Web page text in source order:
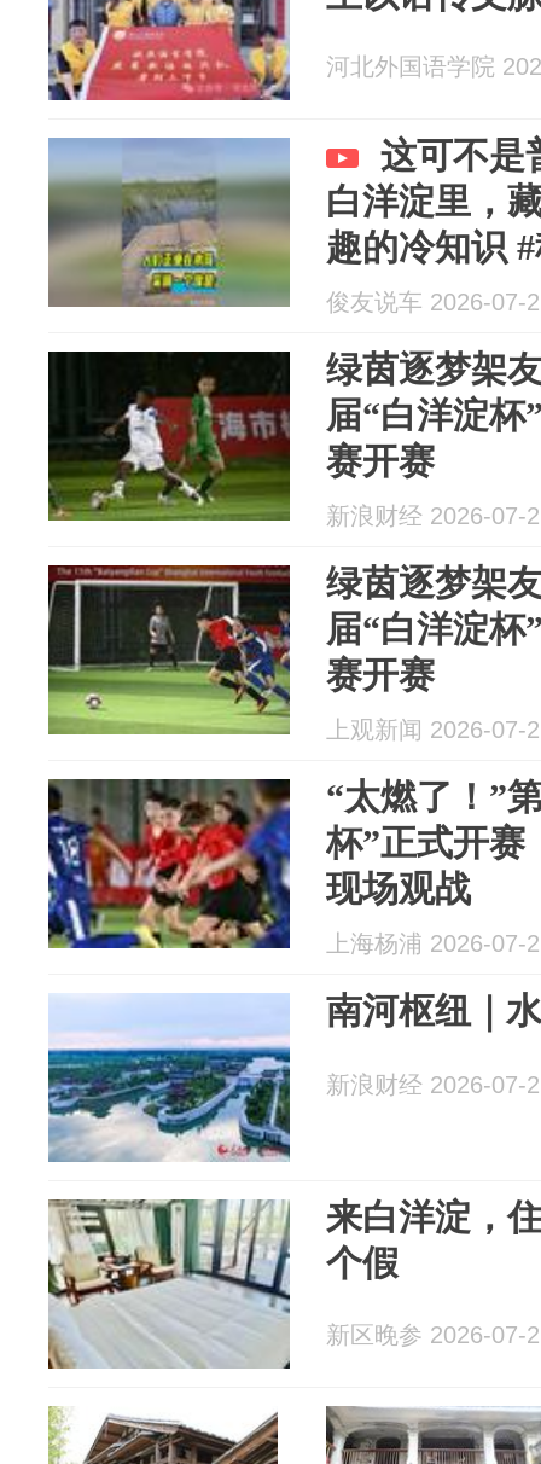
河北外国语学院
这可不是
白洋淀里，
趣的冷知识
事#
俊友说车 2026-07-
绿茵逐梦架
届“白洋淀杯
赛开赛
新浪财经 2026-07-
绿茵逐梦架
届“白洋淀杯
赛开赛
上观新闻 2026-07-
“太燃了！”
杯”正式开赛
现场观战
上海杨浦 2026-07-
南河枢纽｜
新浪财经 2026-07-
来白洋淀，
个假
新区晚参 2026-07-